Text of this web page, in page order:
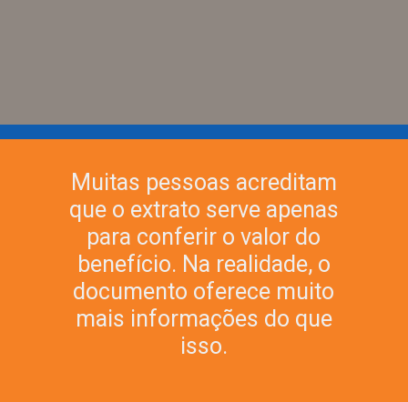
Muitas pessoas acreditam
que o extrato serve apenas
para conferir o valor do
benefício. Na realidade, o
documento oferece muito
mais informações do que
isso.